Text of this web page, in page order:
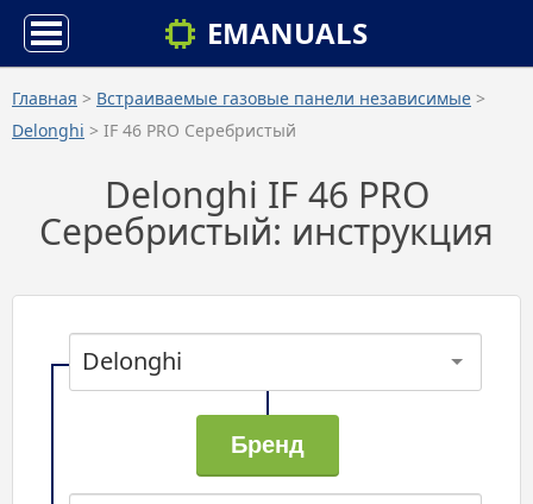
EMANUALS
Главная > Встраиваемые газовые панели независимые >
Delonghi > IF 46 PRO Серебристый
Delonghi IF 46 PRO
Серебристый: инструкция
Delonghi